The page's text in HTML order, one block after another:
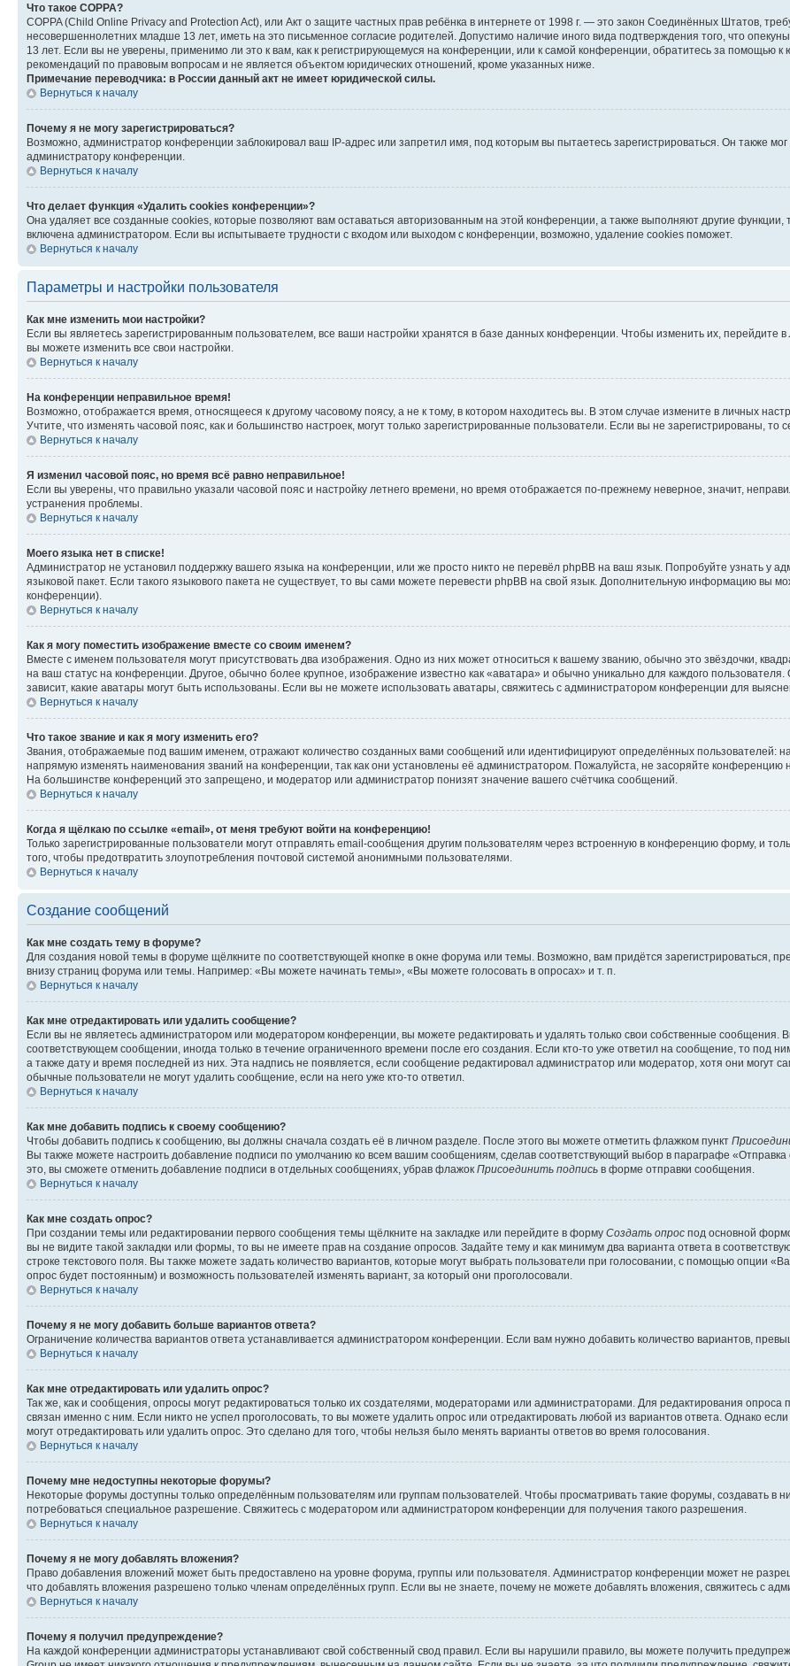
Что такое COPPA?
COPPA (Child Online Privacy and Protection Act), или Акт о защите частных прав ребёнка в интернете от 1998 г. — это закон Соединённых Штатов,
несовершеннолетних младше 13 лет, иметь на это письменное согласие родителей. Допустимо наличие иного вида подтверждения того, что
13 лет. Если вы не уверены, применимо ли это к вам, как к регистрирующемуся на конференции, или к самой конференции, обратитесь за помощью
рекомендаций по правовым вопросам и не является объектом юридических отношений, кроме указанных ниже.
Примечание переводчика: в России данный акт не имеет юридической силы.
Вернуться к началу
Почему я не могу зарегистрироваться?
Возможно, администратор конференции заблокировал ваш IP-адрес или запретил имя, под которым вы пытаетесь зарегистрироваться. Он также
администратору конференции.
Вернуться к началу
Что делает функция «Удалить cookies конференции»?
Она удаляет все созданные cookies, которые позволяют вам оставаться авторизованным на этой конференции, а также выполняют другие
включена администратором. Если вы испытываете трудности с входом или выходом с конференции, возможно, удаление cookies поможет.
Вернуться к началу
Параметры и настройки пользователя
Как мне изменить мои настройки?
Если вы являетесь зарегистрированным пользователем, все ваши настройки хранятся в базе данных конференции. Чтобы изменить их, перейдите в
вы можете изменить все свои настройки.
Вернуться к началу
На конференции неправильное время!
Возможно, отображается время, относящееся к другому часовому поясу, а не к тому, в котором находитесь вы. В этом случае измените в личных
Учтите, что изменять часовой пояс, как и большинство настроек, могут только зарегистрированные пользователи. Если вы не зарегистрированы, то
Вернуться к началу
Я изменил часовой пояс, но время всё равно неправильное!
Если вы уверены, что правильно указали часовой пояс и настройку летнего времени, но время отображается по-прежнему неверное, значит,
устранения проблемы.
Вернуться к началу
Моего языка нет в списке!
Администратор не установил поддержку вашего языка на конференции, или же просто никто не перевёл phpBB на ваш язык. Попробуйте узнать у
языковой пакет. Если такого языкового пакета не существует, то вы сами можете перевести phpBB на свой язык. Дополнительную информацию вы
конференции).
Вернуться к началу
Как я могу поместить изображение вместе со своим именем?
Вместе с именем пользователя могут присутствовать два изображения. Одно из них может относиться к вашему званию, обычно это звёздочки,
на ваш статус на конференции. Другое, обычно более крупное, изображение известно как «аватара» и обычно уникально для каждого
зависит, какие аватары могут быть использованы. Если вы не можете использовать аватары, свяжитесь с администратором конференции для
Вернуться к началу
Что такое звание и как я могу изменить его?
Звания, отображаемые под вашим именем, отражают количество созданных вами сообщений или идентифицируют определённых пользователей:
напрямую изменять наименования званий на конференции, так как они установлены её администратором. Пожалуйста, не засоряйте конференцию
На большинстве конференций это запрещено, и модератор или администратор понизят значение вашего счётчика сообщений.
Вернуться к началу
Когда я щёлкаю по ссылке «email», от меня требуют войти на конференцию!
Только зарегистрированные пользователи могут отправлять email-сообщения другим пользователям через встроенную в конференцию форму, и
того, чтобы предотвратить злоупотребления почтовой системой анонимными пользователями.
Вернуться к началу
Создание сообщений
Как мне создать тему в форуме?
Для создания новой темы в форуме щёлкните по соответствующей кнопке в окне форума или темы. Возможно, вам придётся зарегистрироваться,
внизу страниц форума или темы. Например: «Вы можете начинать темы», «Вы можете голосовать в опросах» и т. п.
Вернуться к началу
Как мне отредактировать или удалить сообщение?
Если вы не являетесь администратором или модератором конференции, вы можете редактировать и удалять только свои собственные сообщения.
соответствующем сообщении, иногда только в течение ограниченного времени после его создания. Если кто-то уже ответил на сообщение, то под
а также дату и время последней из них. Эта надпись не появляется, если сообщение редактировал администратор или модератор, хотя они могут
обычные пользователи не могут удалить сообщение, если на него уже кто-то ответил.
Вернуться к началу
Как мне добавить подпись к своему сообщению?
Чтобы добавить подпись к сообщению, вы должны сначала создать её в личном разделе. После этого вы можете отметить флажком пункт
Вы также можете настроить добавление подписи по умолчанию ко всем вашим сообщениям, сделав соответствующий выбор в параграфе
это, вы сможете отменить добавление подписи в отдельных сообщениях, убрав флажок Присоединить подпись в форме отправки сообщения.
Вернуться к началу
Как мне создать опрос?
При создании темы или редактировании первого сообщения темы щёлкните на закладке или перейдите в форму Создать опрос под основной
вы не видите такой закладки или формы, то вы не имеете прав на создание опросов. Задайте тему и как минимум два варианта ответа в
строке текстового поля. Вы также можете задать количество вариантов, которые могут выбрать пользователи при голосовании, с помощью опции
опрос будет постоянным) и возможность пользователей изменять вариант, за который они проголосовали.
Вернуться к началу
Почему я не могу добавить больше вариантов ответа?
Ограничение количества вариантов ответа устанавливается администратором конференции. Если вам нужно добавить количество вариантов,
Вернуться к началу
Как мне отредактировать или удалить опрос?
Так же, как и сообщения, опросы могут редактироваться только их создателями, модераторами или администраторами. Для редактирования
связан именно с ним. Если никто не успел проголосовать, то вы можете удалить опрос или отредактировать любой из вариантов ответа. Однако
могут отредактировать или удалить опрос. Это сделано для того, чтобы нельзя было менять варианты ответов во время голосования.
Вернуться к началу
Почему мне недоступны некоторые форумы?
Некоторые форумы доступны только определённым пользователям или группам пользователей. Чтобы просматривать такие форумы, создавать в
потребоваться специальное разрешение. Свяжитесь с модератором или администратором конференции для получения такого разрешения.
Вернуться к началу
Почему я не могу добавлять вложения?
Право добавления вложений может быть предоставлено на уровне форума, группы или пользователя. Администратор конференции может не
что добавлять вложения разрешено только членам определённых групп. Если вы не знаете, почему не можете добавлять вложения, свяжитесь с
Вернуться к началу
Почему я получил предупреждение?
На каждой конференции администраторы устанавливают свой собственный свод правил. Если вы нарушили правило, вы можете получить